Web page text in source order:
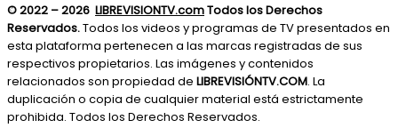
© 2022 – 2026 LIBREVISIONTV.comTodos los Derechos
Reservados.Todos los videos y programas de TV presentados en
esta plataforma pertenecen a las marcas registradas de sus
respectivos propietarios. Las imágenes y contenidos
relacionados son propiedad de LIBREVISIÓNTV.COM. La
duplicación o copia de cualquier material está estrictamente
prohibida. Todos los Derechos Reservados.